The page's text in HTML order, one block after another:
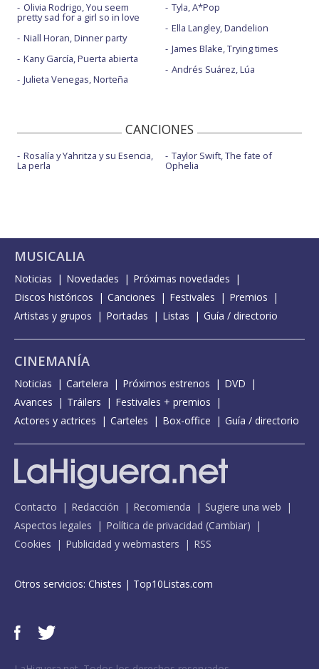
Olivia Rodrigo, You seem
pretty sad for a girl so in love
Niall Horan, Dinner party
Kany García, Puerta abierta
Julieta Venegas, Norteña
Tyla, A*Pop
Ella Langley, Dandelion
James Blake, Trying times
Andrés Suárez, Lúa
CANCIONES
Rosalía y Yahritza y su Esencia,
La perla
Taylor Swift, The fate of
Ophelia
MUSICALIA
Noticias Novedades
Próximas novedades
Discos históricos
Canciones Festivales
Premios
Artistas y grupos
Portadas Listas Guía / directorio
CINEMANÍA
Noticias Cartelera Próximos estrenos
DVD
Avances
Tráilers
Festivales + premios
Actores y actrices
Carteles Box-office Guía / directorio
Contacto Redacción Recomienda
Sugiere una web
Aspectos legales
Política de privacidad (Cambiar)
Cookies
Publicidad y webmasters RSS
Otros servicios: Chistes | Top10Listas.com